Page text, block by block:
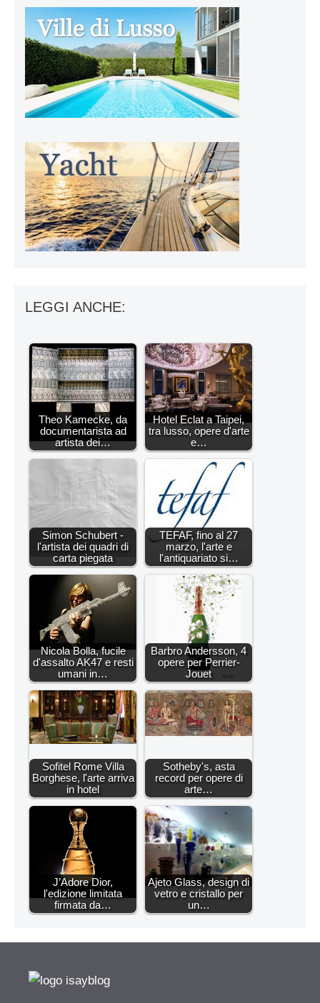
LEGGI ANCHE:
Theo Kamecke, da
documentarista ad
artista dei…
Hotel Eclat a Taipei,
tra lusso, opere d'arte
e…
Simon Schubert -
l'artista dei quadri di
carta piegata
TEFAF, fino al 27
marzo, l'arte e
l'antiquariato si…
Nicola Bolla, fucile
d'assalto AK47 e resti
umani in…
Barbro Andersson, 4
opere per Perrier-
Jouet
Sofitel Rome Villa
Borghese, l'arte arriva
in hotel
Sotheby's, asta
record per opere di
arte…
J’Adore Dior,
l'edizione limitata
firmata da…
Ajeto Glass, design di
vetro e cristallo per
un…